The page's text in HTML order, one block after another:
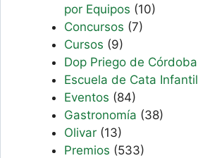
por Equipos (10)
Concursos (7)
Cursos (9)
Dop Priego de Córdoba
Escuela de Cata Infantil
Eventos (84)
Gastronomía (38)
Olivar (13)
Premios (533)